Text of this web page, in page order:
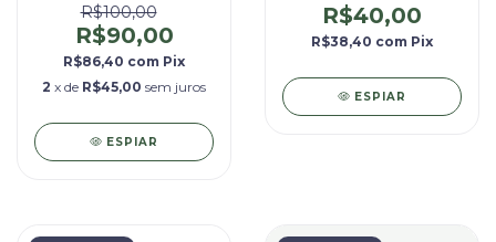
R$100,00
R$90,00
R$86,40 com Pix
2 x de R$45,00 sem juros
ESPIAR
R$40,00
R$38,40 com Pix
ESPIAR